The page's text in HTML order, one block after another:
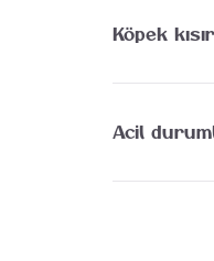
ulaşması
Köpek
Acil